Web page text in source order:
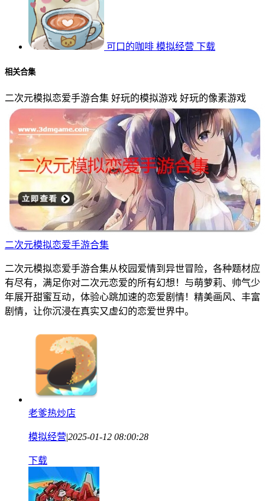
可口的咖啡 模拟经营 下载
相关合集
二次元模拟恋爱手游合集 好玩的模拟游戏 好玩的像素游戏
二次元模拟恋爱手游合集
二次元模拟恋爱手游合集从校园爱情到异世冒险，各种题材应
有尽有，满足你对二次元恋爱的所有幻想！与萌萝莉、帅气少
年展开甜蜜互动，体验心跳加速的恋爱剧情！精美画风、丰富
剧情，让你沉浸在真实又虚幻的恋爱世界中。
老爹热炒店
模拟经营|2025-01-12 08:00:28
下载